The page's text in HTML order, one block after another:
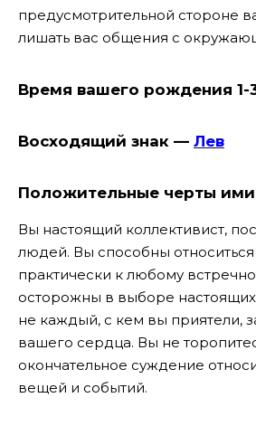
предусмотрительной стороне
лишать вас общения с
Время вашего рождения 1-
Восходящий знак — Лев
Положительные черты
Вы настоящий коллективист,
людей. Вы способны
практически к любому
осторожны в выборе
не каждый, с кем вы приятели,
вашего сердца. Вы не
окончательное суждение
вещей и событий.